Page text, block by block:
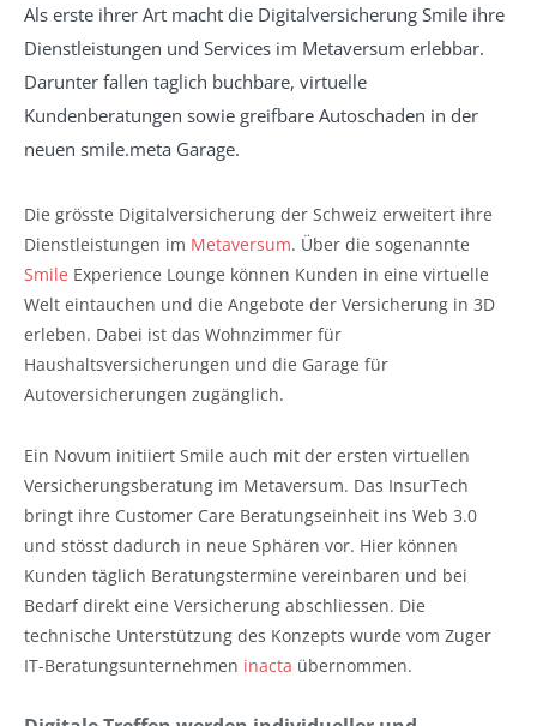
Als erste ihrer Art macht die Digitalversicherung Smile ihre
Dienstleistungen und Services im Metaversum erlebbar.
Darunter fallen taglich buchbare, virtuelle
Kundenberatungen sowie greifbare Autoschaden in der
neuen smile.meta Garage.
Die grösste Digitalversicherung der Schweiz erweitert ihre
Dienstleistungen im Metaversum. Über die sogenannte
Smile Experience Lounge können Kunden in eine virtuelle
Welt eintauchen und die Angebote der Versicherung in 3D
erleben. Dabei ist das Wohnzimmer für
Haushaltsversicherungen und die Garage für
Autoversicherungen zugänglich.
Ein Novum initiiert Smile auch mit der ersten virtuellen
Versicherungsberatung im Metaversum. Das InsurTech
bringt ihre Customer Care Beratungseinheit ins Web 3.0
und stösst dadurch in neue Sphären vor. Hier können
Kunden täglich Beratungstermine vereinbaren und bei
Bedarf direkt eine Versicherung abschliessen. Die
technische Unterstützung des Konzepts wurde vom Zuger
IT-Beratungsunternehmen inacta übernommen.